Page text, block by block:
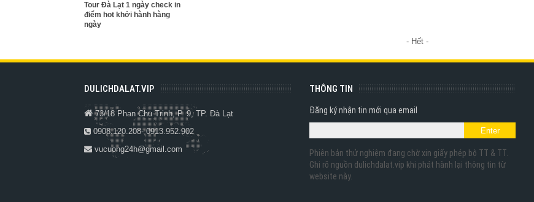
Tour Đà Lạt 1 ngày check in
điểm hot khởi hành hàng
ngày
- Hết -
DULICHDALAT.VIP
73/18 Phan Chu Trinh, P. 9, TP. Đà Lạt
0908.120.208- 0913.952.902
vucuong24h@gmail.com
THÔNG TIN
Đăng ký nhận tin mới qua email
Phiên bản thử nghiệm đang chờ xin giấy phép bộ TT & TT.
Ghi rõ nguồn dulichdalat.vip khi phát hành lại thông tin từ
website này.